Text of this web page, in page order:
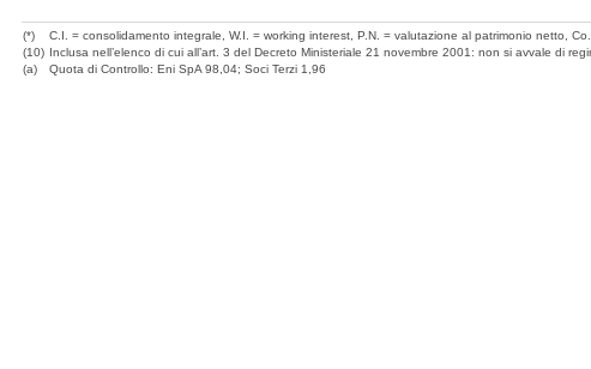
(*)
C.I. = consolidamento integrale, W.I. = working interest, P.N. = valutazione al patrimonio netto,
(10) Inclusa nell’elenco di cui all’art. 3 del Decreto Ministeriale 21 novembre 2001: non si avvale di
(a)
Quota di Controllo: Eni SpA 98,04; Soci Terzi 1,96